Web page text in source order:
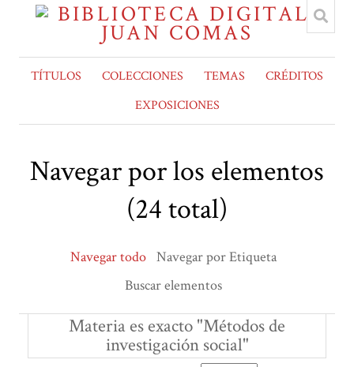
TÍTULOS COLECCIONES TEMAS
CRÉDITOS
EXPOSICIONES
Navegar por los elementos
(24 total)
Navegar todo Navegar por Etiqueta
Buscar elementos
Materia es exacto "Métodos de
investigación social"